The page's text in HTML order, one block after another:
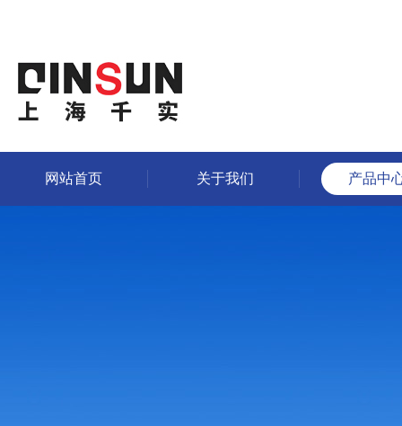
网站首页 关于我们 产品中